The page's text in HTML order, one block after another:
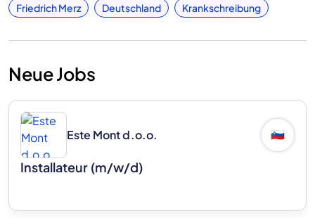
Friedrich Merz Deutschland Krankschreibung
Neue Jobs
Este Mont d.o.o. 🇸🇮
Installateur (m/w/d)